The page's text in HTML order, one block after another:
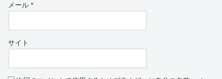
メール*
サイト